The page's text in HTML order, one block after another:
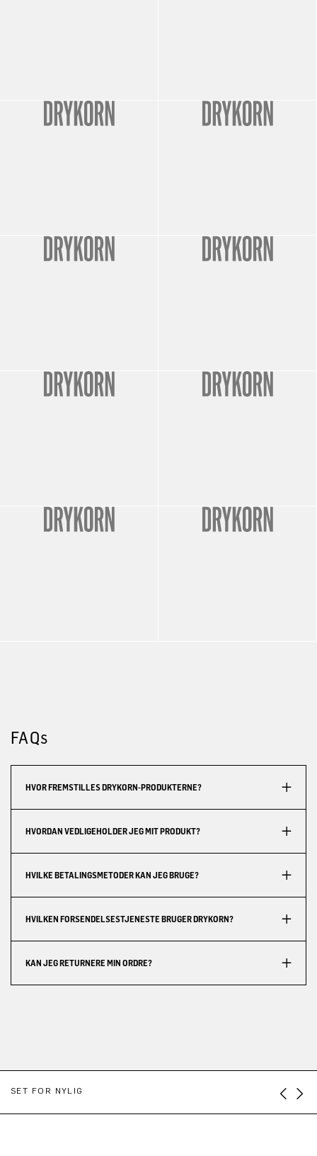
FAQs
HVOR FREMSTILLES DRYKORN-PRODUKTERNE?
HVORDAN VEDLIGEHOLDER JEG MIT PRODUKT?
HVILKE BETALINGSMETODER KAN JEG BRUGE?
HVILKEN FORSENDELSESTJENESTE BRUGER DRYKORN?
KAN JEG RETURNERE MIN ORDRE?
SET FOR NYLIG